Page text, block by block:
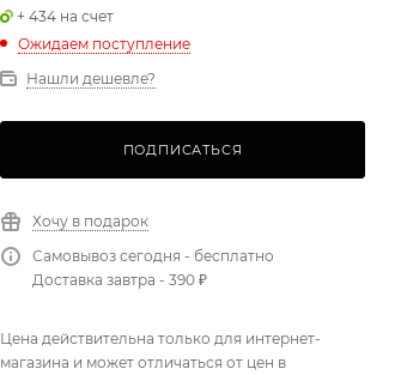
+ 434 на счет
Ожидаем поступление
Нашли дешевле?
ПОДПИСАТЬСЯ
Хочу в подарок
Самовывоз сегодня - бесплатно
Доставка завтра - 390 ₽
Цена действительна только для интернет-
магазина и может отличаться от цен в